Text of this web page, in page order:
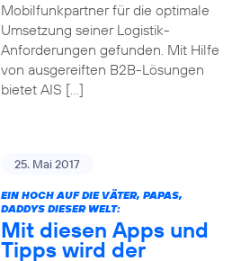
Mobilfunkpartner für die optimale
Umsetzung seiner Logistik-
Anforderungen gefunden. Mit Hilfe
von ausgereiften B2B-Lösungen
bietet AIS […]
25. Mai 2017
EIN HOCH AUF DIE VÄTER, PAPAS,
DADDYS DIESER WELT:
Mit diesen Apps und
Tipps wird der